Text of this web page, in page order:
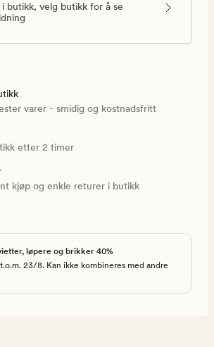
i butikk, velg butikk for å se
varer - smidig og kostnadsfritt
etter 2 timer
kjøp og enkle returer i butikk
løpere og brikker 40%
23/8. Kan ikke kombineres med andre